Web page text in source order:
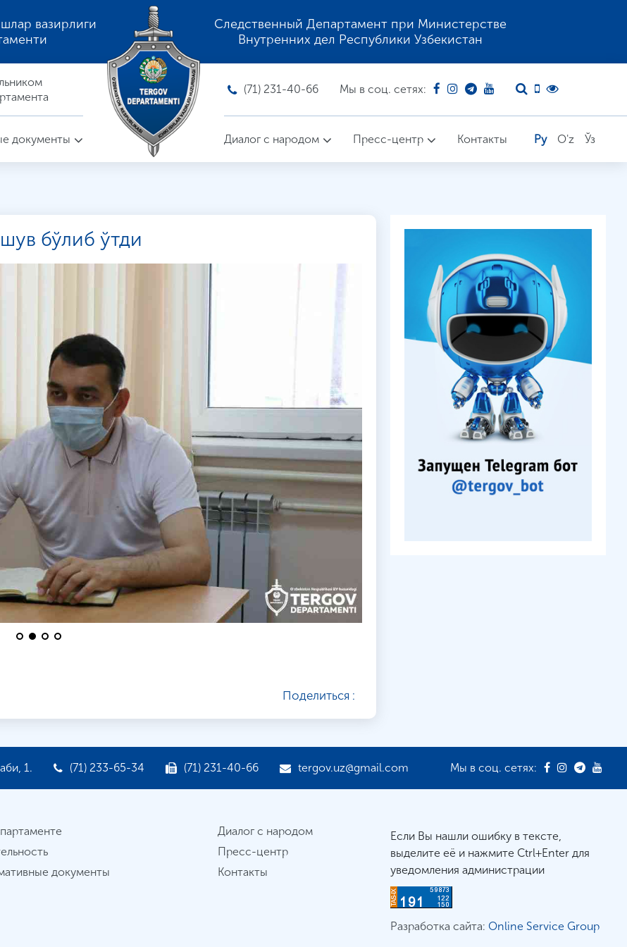
вазирлиги
Следственный Департамент при Министерстве
Внутренних дел Республики Узбекистан
(71) 231-40-66 Мы в соц. сетях:
документы Диалог с народом Пресс-центр Контакты Ру O'z Ўз
бўлиб ўтди
Поделиться :
1. (71) 233-65-34 (71) 231-40-66 tergov.uz@gmail.com Мы в соц. сетях:
документы
Диалог с народом
Пресс-центр
Контакты
Если Вы нашли ошибку в тексте,
выделите её и нажмите Ctrl+Enter для
уведомления администрации
Разработка сайта: Online Service Group